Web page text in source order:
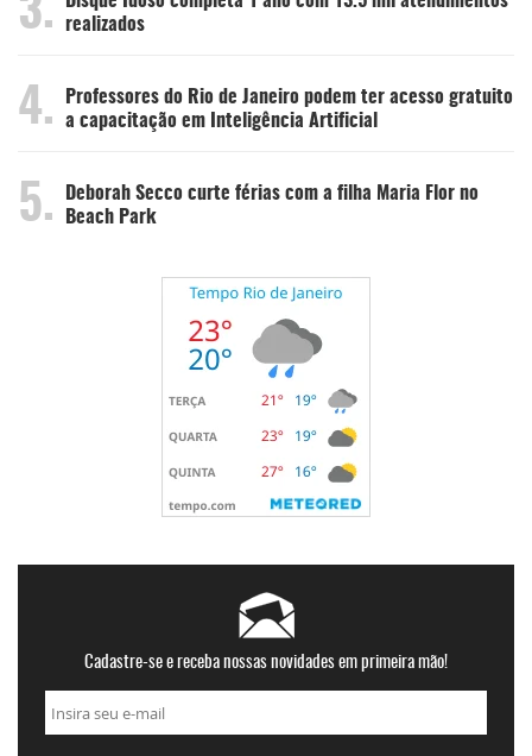
3.
realizados
4.
Professores do Rio de Janeiro podem ter acesso gratuito
a capacitação em Inteligência Artificial
5.
Deborah Secco curte férias com a filha Maria Flor no
Beach Park
Cadastre-se e receba nossas novidades em primeira mão!